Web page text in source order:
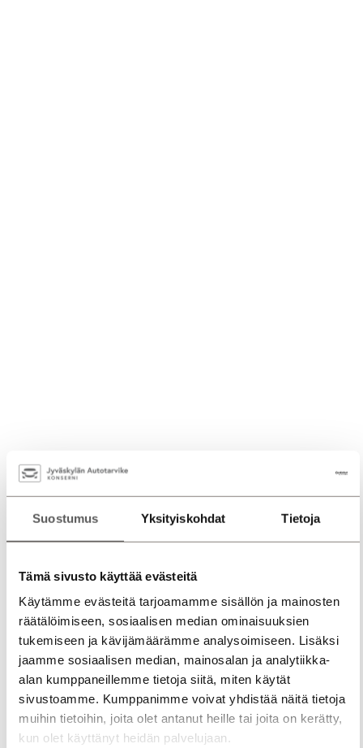
Suostumus Yksityiskohdat Tietoja
Tämä sivusto käyttää evästeitä
Käytämme evästeitä tarjoamamme sisällön ja mainosten
räätälöimiseen, sosiaalisen median ominaisuuksien
tukemiseen ja kävijämäärämme analysoimiseen. Lisäksi
jaamme sosiaalisen median, mainosalan ja analytiikka-
alan kumppaneillemme tietoja siitä, miten käytät
sivustoamme. Kumppanimme voivat yhdistää näitä tietoja
muihin tietoihin, joita olet antanut heille tai joita on kerätty,
kun olet käyttänyt heidän palvelujaan.